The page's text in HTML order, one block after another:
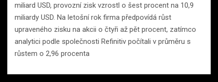
miliard USD, provozní zisk vzrostl o šest procent na 10,9
miliardy USD. Na letošní rok firma předpovídá růst
upraveného zisku na akcii o čtyři až pět procent, zatímco
analytici podle společnosti Refinitiv počítali v průměru s
růstem o 2,96 procenta